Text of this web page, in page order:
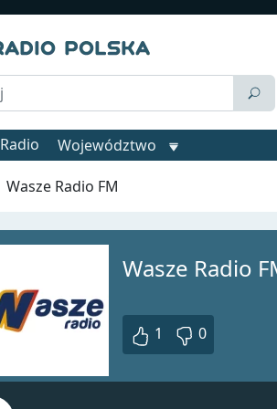
Radio Województwo
Wasze Radio FM
Wasze Radio
1 0